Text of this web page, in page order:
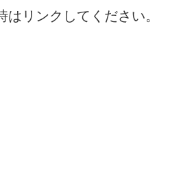
リンクしてください。